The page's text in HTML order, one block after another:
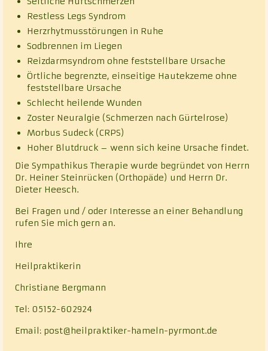
Restless Legs Syndrom
Herzrhytmusstörungen in Ruhe
Sodbrennen im Liegen
Reizdarmsyndrom ohne feststellbare Ursache
Örtliche begrenzte, einseitige Hautekzeme ohne
feststellbare Ursache
Schlecht heilende Wunden
Zoster Neuralgie (Schmerzen nach Gürtelrose)
Morbus Sudeck (CRPS)
Hoher Blutdruck – wenn sich keine Ursache findet.
Die Sympathikus Therapie wurde begründet von Herrn
Dr. Heiner Steinrücken (Orthopäde) und Herrn Dr.
Dieter Heesch.
Bei Fragen und / oder Interesse an einer Behandlung
rufen Sie mich gern an.
Ihre
Heilpraktikerin
Christiane Bergmann
Tel: 05152-602924
Email: post@heilpraktiker-hameln-pyrmont.de